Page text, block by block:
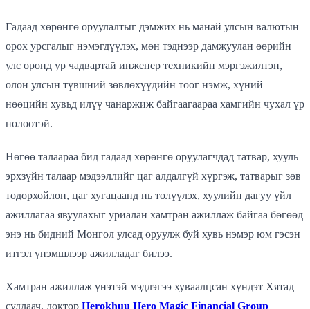
Гадаад хөрөнгө оруулалтыг дэмжих нь манай улсын валютын
орох урсгалыг нэмэгдүүлэх, мөн тэднээр дамжуулан өөрийн
улс оронд ур чадвартай инженер техникийн мэргэжилтэн,
олон улсын түвшний зөвлөхүүдийн тоог нэмж, хүний
нөөцийн хувьд илүү чанаржиж байгаагаараа хамгийн чухал үр
нөлөөтэй.
Нөгөө талаараа бид гадаад хөрөнгө оруулагчдад татвар, хууль
эрхзүйн талаар мэдээллийг цаг алдалгүй хүргэж, татварыг зөв
тодорхойлон, цаг хугацаанд нь төлүүлэх, хуулийн дагуу үйл
ажиллагаа явуулахыг уриалан хамтран ажиллаж байгаа бөгөөд
энэ нь бидний Монгол улсад оруулж буй хувь нэмэр юм гэсэн
итгэл үнэмшлээр ажилладаг билээ.
Хамтран ажиллаж үнэтэй мэдлэгээ хуваалцсан хүндэт Хятад
судлаач, доктор Herokhuu Hero Magic Financial Group